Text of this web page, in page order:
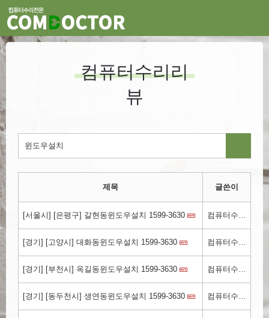
컴퓨터수리리
뷰
제목 글쓴이
[서울시] [은평구] 갈현동윈도우설치 1599-3630 컴퓨터수리.kr
[경기] [고양시] 대화동윈도우설치 1599-3630 컴퓨터수리.kr
[경기] [부천시] 옥길동윈도우설치 1599-3630 컴퓨터수리.kr
[경기] [동두천시] 생연동윈도우설치 1599-3630 컴퓨터수리.kr